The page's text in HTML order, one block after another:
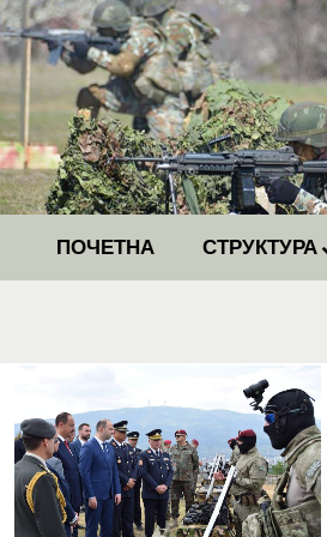
ПОЧЕТНА СТРУКТУРА